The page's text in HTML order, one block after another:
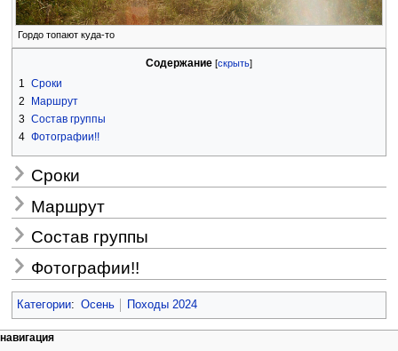
Гордо топают куда-то
Содержание
1
Сроки
2
Маршрут
3 Состав группы
4 Фотографии!!
Сроки
Маршрут
Состав группы
Фотографии!!
Категории: Осень Походы 2024
Н
действия на странице
персональные инструменты
навигация